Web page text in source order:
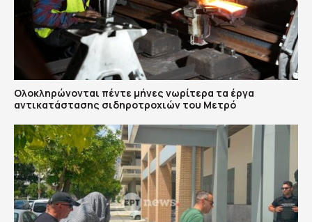
Ολοκληρώνονται πέντε μήνες νωρίτερα τα έργα
αντικατάστασης σιδηροτροχιών του Mετρό